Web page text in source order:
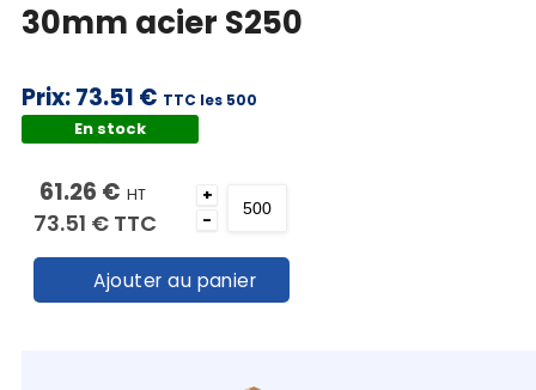
30mm acier S250
Prix:73.51 € TTC les 500
En stock
61.26 € HT
73.51 € TTC
+
-
Ajouter au panier